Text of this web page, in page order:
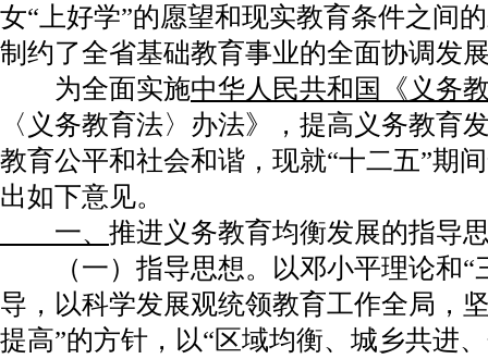
女“上好学”的愿望和现实教育条件之间
制约了全省基础教育事业的全面协调发
为全面实施中华人民共和国《义务
〈义务教育法〉办法》，提高义务教育
教育公平和社会和谐，现就“十二五”期
出如下意见。
一、 推进义务教育均衡发展的指导
（一）指导思想。以邓小平理论和“
导，以科学发展观统领教育工作全局，
提高”的方针，以“区域均衡、城乡共进